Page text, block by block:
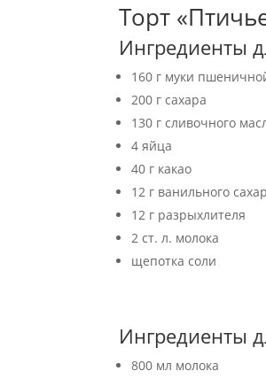
Торт
Ингредиенты
160 г муки
200 г сахара
130 г сливочного
4 яйца
40 г какао
12 г ванильного
12 г разрыхлителя
2 ст. л. молока
щепотка соли
Ингредиенты
800 мл молока